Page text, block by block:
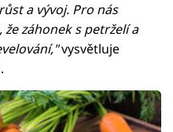
a vývoj. Pro nás
záhonek s petrželí a
vysvětluje